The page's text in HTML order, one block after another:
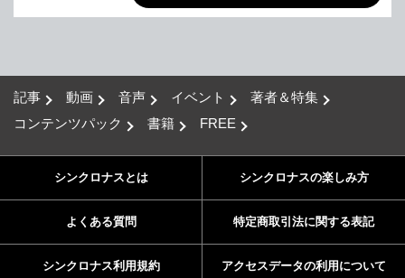
記事 動画 音声 イベント
著者＆特集
コンテンツパック
書籍 FREE
シンクロナスとは シンクロナスの楽しみ方
よくある質問 特定商取引法に関する表記
シンクロナス利用規約 アクセスデータの利用について